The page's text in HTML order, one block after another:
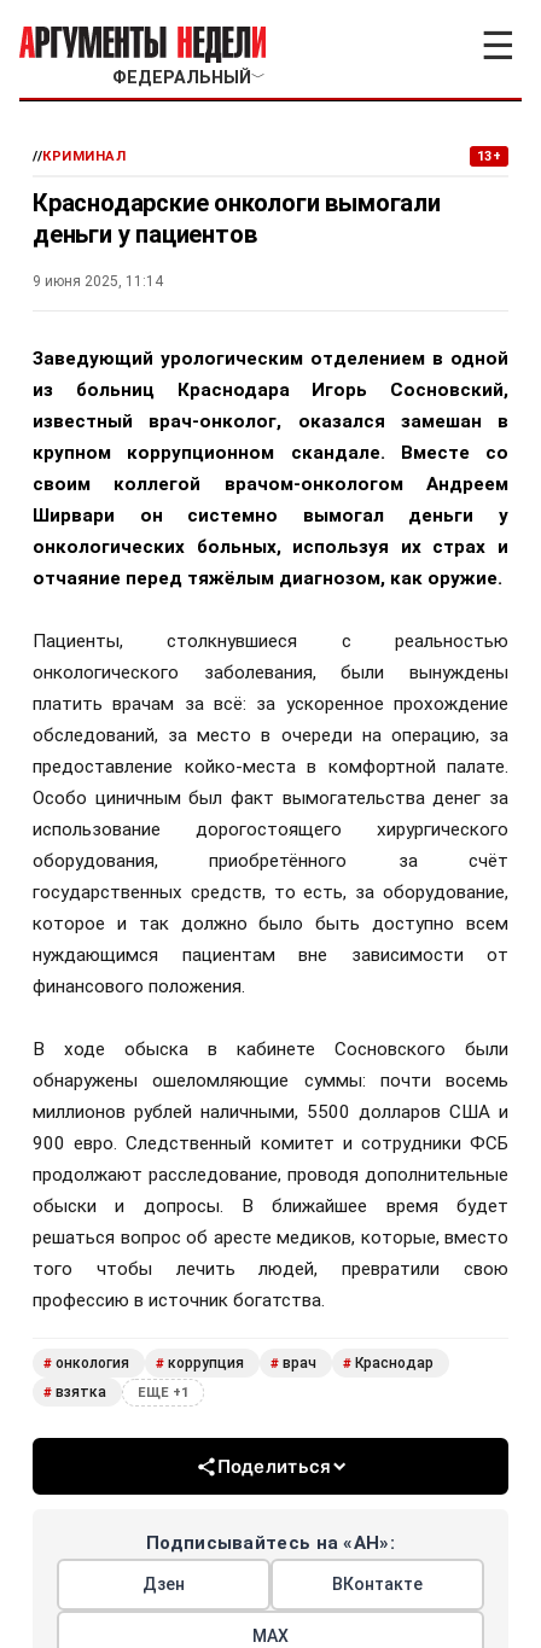
ФЕДЕРАЛЬНЫЙ ﹀
☰
//КРИМИНАЛ 13+
Краснодарские онкологи вымогали
деньги у пациентов
9 июня 2025, 11:14
Заведующий урологическим отделением в одной
из больниц Краснодара Игорь Сосновский,
известный врач-онколог, оказался замешан в
крупном коррупционном скандале. Вместе со
своим коллегой врачом-онкологом Андреем
Ширвари он системно вымогал деньги у
онкологических больных, используя их страх и
отчаяние перед тяжёлым диагнозом, как оружие.
Пациенты, столкнувшиеся с реальностью
онкологического заболевания, были вынуждены
платить врачам за всё: за ускоренное прохождение
обследований, за место в очереди на операцию, за
предоставление койко-места в комфортной палате.
Особо циничным был факт вымогательства денег за
использование дорогостоящего хирургического
оборудования, приобретённого за счёт
государственных средств, то есть, за оборудование,
которое и так должно было быть доступно всем
нуждающимся пациентам вне зависимости от
финансового положения.
В ходе обыска в кабинете Сосновского были
обнаружены ошеломляющие суммы: почти восемь
миллионов рублей наличными, 5500 долларов США и
900 евро. Следственный комитет и сотрудники ФСБ
продолжают расследование, проводя дополнительные
обыски и допросы. В ближайшее время будет
решаться вопрос об аресте медиков, которые, вместо
того чтобы лечить людей, превратили свою
профессию в источник богатства.
# онкология # коррупция # врач # Краснодар
# взятка ЕЩЕ +1
Поделиться
Подписывайтесь на «АН»:
Дзен ВКонтакте
МАХ